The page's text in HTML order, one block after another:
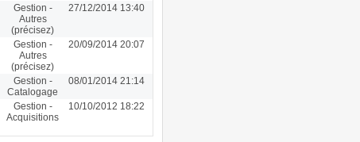
Gestion -
Autres
(précisez)
27/12/2014 13:40
Gestion -
Autres
(précisez)
20/09/2014 20:07
Gestion -
Catalogage
08/01/2014 21:14
Gestion -
Acquisitions
10/10/2012 18:22